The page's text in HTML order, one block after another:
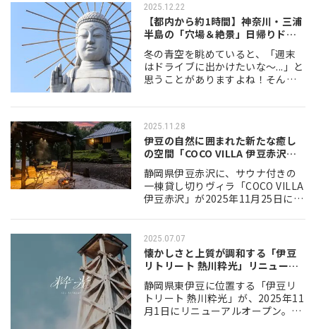
仰、修験の場とはこうい…
2025.12.22
【都内から約1時間】神奈川・三浦
半島の「穴場＆絶景」日帰りドラ
イブスポ…
冬の青空を眺めていると、「週末
はドライブに出かけたいな～...」と
思うことがありますよね！そんな
どいいのが、都内から高速で約1時
東部の三浦半…
2025.11.28
伊豆の自然に囲まれた新たな癒し
の空間「COCO VILLA 伊豆赤沢」
…
静岡県伊豆赤沢に、サウナ付きの
一棟貸し切りヴィラ「COCO VILLA
伊豆赤沢」が2025年11月25日にグ
まで宿泊可能なこの施設は、三世
帯旅行にも対応し、自然に囲ま…
2025.07.07
懐かしさと上質が調和する「伊豆
リトリート 熱川粋光」リニューア
ルオープ…
静岡県東伊豆に位置する「伊豆リ
トリート 熱川粋光」が、2025年11
月1日にリニューアルオープン。コ